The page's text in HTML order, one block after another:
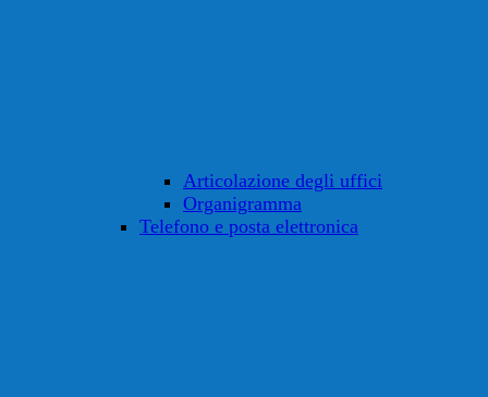
Articolazione degli uffici
Organigramma
Telefono e posta elettronica